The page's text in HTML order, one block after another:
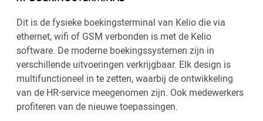
Dit is de fysieke boekingsterminal van Kelio die via
ethernet, wifi of GSM verbonden is met de Kelio
software. De moderne boekingssystemen zijn in
verschillende uitvoeringen verkrijgbaar. Elk design is
multifunctioneel in te zetten, waarbij de ontwikkeling
van de HR-service meegenomen zijn. Ook medewerkers
profiteren van de nieuwe toepassingen.